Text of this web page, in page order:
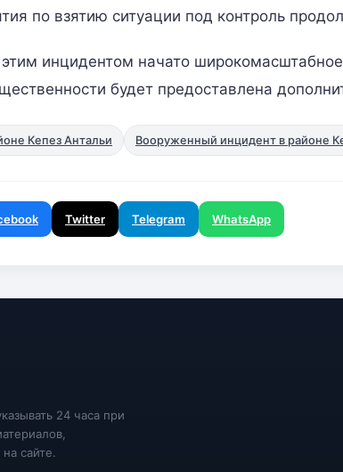
по взятию ситуации под контроль
этим инцидентом начато
будет предоставлена
Кепез Антальи Вооруженный инцидент в районе
Twitter Telegram WhatsApp
24 часа при
сайте.